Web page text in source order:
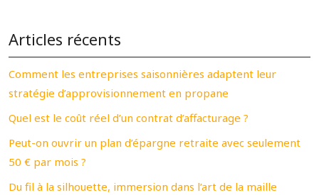
Articles récents
Comment les entreprises saisonnières adaptent leur
stratégie d’approvisionnement en propane
Quel est le coût réel d’un contrat d’affacturage ?
Peut-on ouvrir un plan d’épargne retraite avec seulement
50 € par mois ?
Du fil à la silhouette, immersion dans l’art de la maille